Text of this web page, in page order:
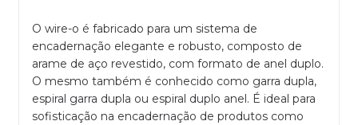
O wire-o é fabricado para um sistema de
encadernação elegante e robusto, composto de
arame de aço revestido, com formato de anel duplo.
O mesmo também é conhecido como garra dupla,
espiral garra dupla ou espiral duplo anel. É ideal para
sofisticação na encadernação de produtos como